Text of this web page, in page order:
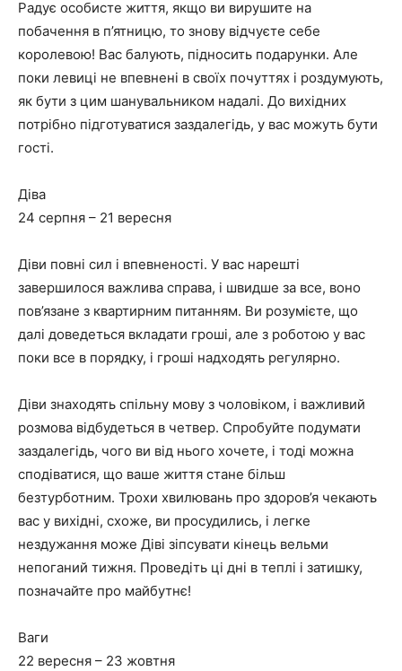
Радує особисте життя, якщо ви вирушите на
побачення в п’ятницю, то знову відчуєте себе
королевою! Вас балують, підносить подарунки. Але
поки левиці не впевнені в своїх почуттях і роздумують,
як бути з цим шанувальником надалі. До вихідних
потрібно підготуватися заздалегідь, у вас можуть бути
гості.
Діва
24 серпня – 21 вересня
Діви повні сил і впевненості. У вас нарешті
завершилося важлива справа, і швидше за все, воно
пов’язане з квартирним питанням. Ви розумієте, що
далі доведеться вкладати гроші, але з роботою у вас
поки все в порядку, і гроші надходять регулярно.
Діви знаходять спільну мову з чоловіком, і важливий
розмова відбудеться в четвер. Спробуйте подумати
заздалегідь, чого ви від нього хочете, і тоді можна
сподіватися, що ваше життя стане більш
безтурботним. Трохи хвилювань про здоров’я чекають
вас у вихідні, схоже, ви просудились, і легке
нездужання може Діві зіпсувати кінець вельми
непоганий тижня. Проведіть ці дні в теплі і затишку,
позначайте про майбутнє!
Ваги
22 вересня – 23 жовтня